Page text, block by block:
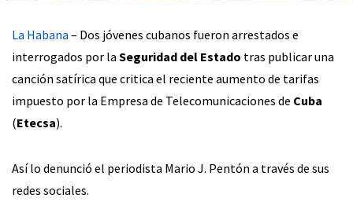
La Habana – Dos jóvenes cubanos fueron arrestados e
interrogados por la Seguridad del Estado tras publicar una
canción satírica que critica el reciente aumento de tarifas
impuesto por la Empresa de Telecomunicaciones de Cuba
(Etecsa).
Así lo denunció el periodista Mario J. Pentón a través de sus
redes sociales.